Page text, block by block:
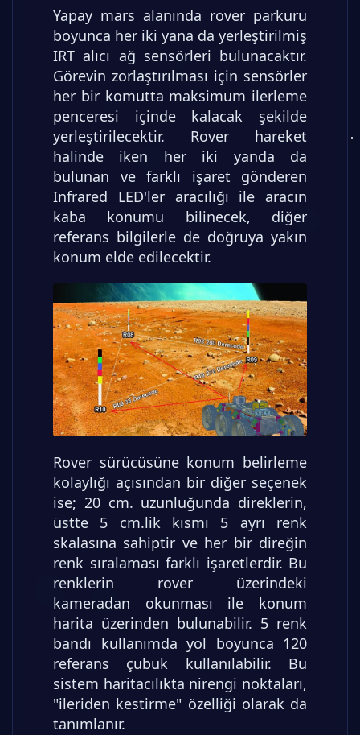
Yapay mars alanında rover parkuru
boyunca her iki yana da yerleştirilmiş
IRT alıcı ağ sensörleri bulunacaktır.
Görevin zorlaştırılması için sensörler
her bir komutta maksimum ilerleme
penceresi içinde kalacak şekilde
yerleştirilecektir. Rover hareket
halinde iken her iki yanda da
bulunan ve farklı işaret gönderen
Infrared LED'ler aracılığı ile aracın
kaba konumu bilinecek, diğer
referans bilgilerle de doğruya yakın
konum elde edilecektir.
Rover sürücüsüne konum belirleme
kolaylığı açısından bir diğer seçenek
ise; 20 cm. uzunluğunda direklerin,
üstte 5 cm.lik kısmı 5 ayrı renk
skalasına sahiptir ve her bir direğin
renk sıralaması farklı işaretlerdir. Bu
renklerin rover üzerindeki
kameradan okunması ile konum
harita üzerinden bulunabilir. 5 renk
bandı kullanımda yol boyunca 120
referans çubuk kullanılabilir. Bu
sistem haritacılıkta nirengi noktaları,
"ileriden kestirme" özelliği olarak da
tanımlanır.